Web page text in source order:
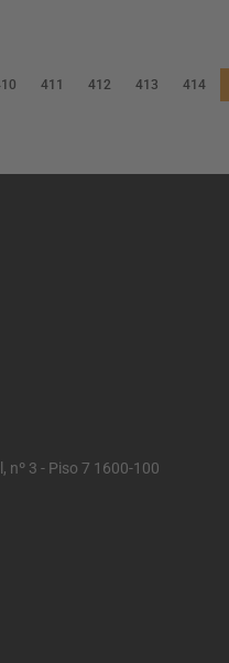
411 412 413 414
nº 3 - Piso 7 1600-100